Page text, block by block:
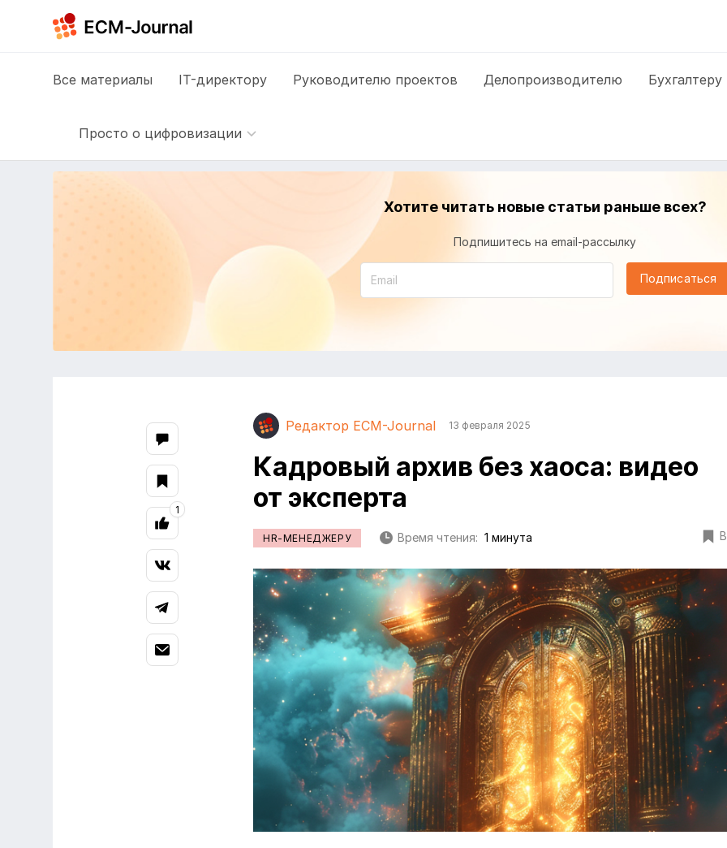
Все материалы IT-директору Руководителю проектов Делопроизводителю Бухгалтеру
Просто о цифровизации
Хотите читать новые статьи раньше всех?
Подпишитесь на email-рассылку
Подписаться
Редактор ECM-Journal 13 февраля 2025
Кадровый архив без хаоса: видео
от эксперта
HR-МЕНЕДЖЕРУ Время чтения: 1 минута
1